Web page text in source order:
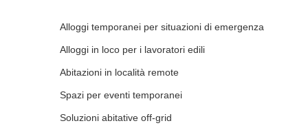
Alloggi temporanei per situazioni di emergenza
Alloggi in loco per i lavoratori edili
Abitazioni in località remote
Spazi per eventi temporanei
Soluzioni abitative off-grid